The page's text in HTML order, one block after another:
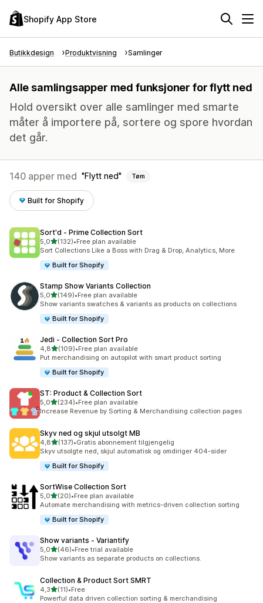
Shopify App Store
Butikkdesign Produktvisning Samlinger
Alle samlingsapper med funksjoner for flytt ned
Hold oversikt over alle samlinger med smarte
måter å importere på, sortere og spore hvordan
det går.
140 apper med Flytt ned Tøm
Built for Shopify
Sort'd ‑ Prime Collection Sort
5,0av 5 stjerner
(132)
Totalt 132 omtaler
•Free plan available
Sort Collections Like a Boss with Drag & Drop, Analytics, More
Built for Shopify
Stamp Show Variants Collection
5,0av 5 stjerner
(149)
Totalt 149 omtaler
•Free plan available
Show variants swatches & variants as products on collections
Built for Shopify
Jedi ‑ Collection Sort Pro
4,8av 5 stjerner
(109)
Totalt 109 omtaler
•Free plan available
Put merchandising on autopilot with smart product sorting
Built for Shopify
ST: Product & Collection Sort
5,0av 5 stjerner
(234)
Totalt 234 omtaler
•Free plan available
Increase Revenue by Sorting & Merchandising collection pages
Skyv ned og skjul utsolgt MB
4,8av 5 stjerner
(137)
Totalt 137 omtaler
•Gratis abonnement tilgjengelig
Skyv utsolgte ned, skjul automatisk og omdiriger 404-sider
Built for Shopify
SortWise Collection Sort
5,0av 5 stjerner
(20)
Totalt 20 omtaler
•Free plan available
Automate merchandising with metrics-driven collection sorting
Built for Shopify
Show variants ‑ Variantify
5,0av 5 stjerner
(46)
Totalt 46 omtaler
•Free trial available
Show variants as separate products on collections.
Collection & Product Sort SMRT
4,3av 5 stjerner
(11)
Totalt 11 omtaler
•Free
Powerful data driven collection sorting & merchandising